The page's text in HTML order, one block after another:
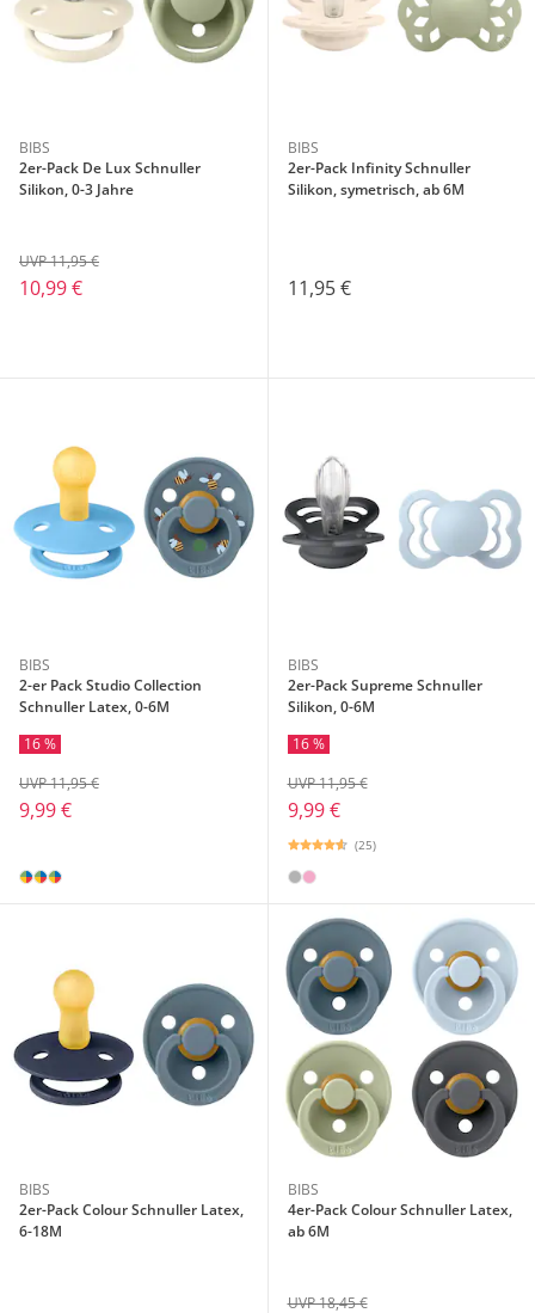
BIBS
2er-Pack De Lux Schnuller
Silikon, 0-3 Jahre
10,99 €
UVP 11,95 €
BIBS
2er-Pack Infinity Schnuller
Silikon, symetrisch, ab 6M
11,95 €
BIBS
2-er Pack Studio Collection
Schnuller Latex, 0-6M
16 %
9,99 €
UVP 11,95 €
BIBS
2er-Pack Supreme Schnuller
Silikon, 0-6M
16 %
9,99 €
UVP 11,95 €
(25)
BIBS
2er-Pack Colour Schnuller Latex,
6-18M
BIBS
4er-Pack Colour Schnuller Latex,
ab 6M
UVP 18,45 €